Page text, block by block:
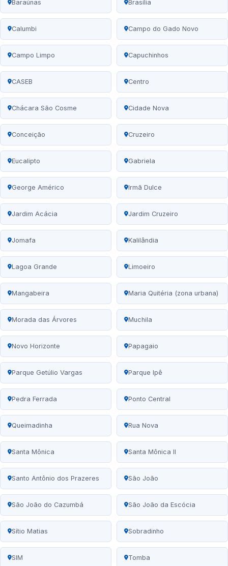
Baraúnas Brasília
Calumbi Campo do Gado Novo
Campo Limpo Capuchinhos
CASEB Centro
Chácara São Cosme Cidade Nova
Conceição Cruzeiro
Eucalipto Gabriela
George Américo Irmã Dulce
Jardim Acácia Jardim Cruzeiro
Jomafa Kalilândia
Lagoa Grande Limoeiro
Mangabeira Maria Quitéria (zona urbana)
Morada das Árvores Muchila
Novo Horizonte Papagaio
Parque Getúlio Vargas Parque Ipê
Pedra Ferrada Ponto Central
Queimadinha Rua Nova
Santa Mônica Santa Mônica II
Santo Antônio dos Prazeres São João
São João do Cazumbá São João da Escócia
Sítio Matias Sobradinho
SIM Tomba